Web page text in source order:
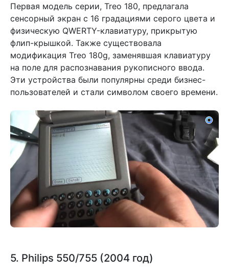
Первая модель серии, Treo 180, предлагала
сенсорный экран с 16 градациями серого цвета и
физическую QWERTY-клавиатуру, прикрытую
флип-крышкой. Также существовала
модификация Treo 180g, заменявшая клавиатуру
на поле для распознавания рукописного ввода.
Эти устройства были популярны среди бизнес-
пользователей и стали символом своего времени.
5. Philips 550/755 (2004 год)